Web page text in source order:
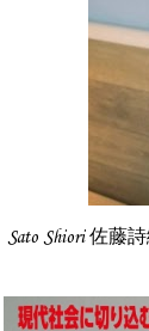
Sato Shiori 佐藤